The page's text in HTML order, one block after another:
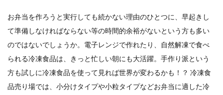
お弁当を作ろうと実行しても続かない理由のひとつに、早起きし
て準備しなければならない等の時間的余裕がないという方も多い
のではないでしょうか。電子レンジで作れたり、自然解凍で食べ
られる冷凍食品は、きっと忙しい朝にも大活躍。手作り派という
方も試しに冷凍食品を使って見れば世界が変わるかも！？ 冷凍食
品売り場では、小分けタイプや小粒タイプなどお弁当に適した冷